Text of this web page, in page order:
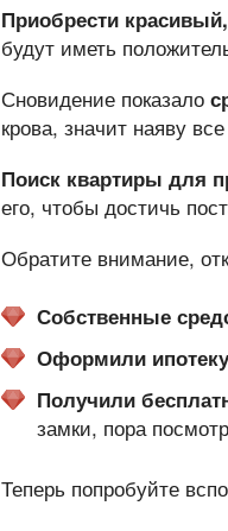
Приобрести
будут иметь
Сновидение показало
крова, значит наяву
Поиск квартиры для
его, чтобы достичь
Обратите внимание,
Собственные
Оформили ипотеку
Получили
замки, пора
Теперь попробуйте